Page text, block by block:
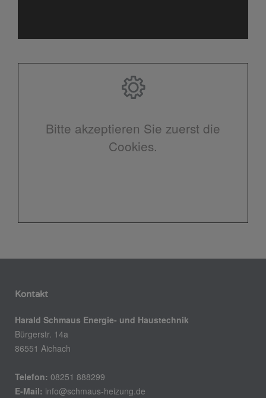
Bitte akzeptieren Sie zuerst die
Cookies.
Kontakt
Harald Schmaus Energie- und Haustechnik
Bürgerstr. 14a
86551 Aichach
Telefon: 08251 888299
E-Mail: info@schmaus-heizung.de